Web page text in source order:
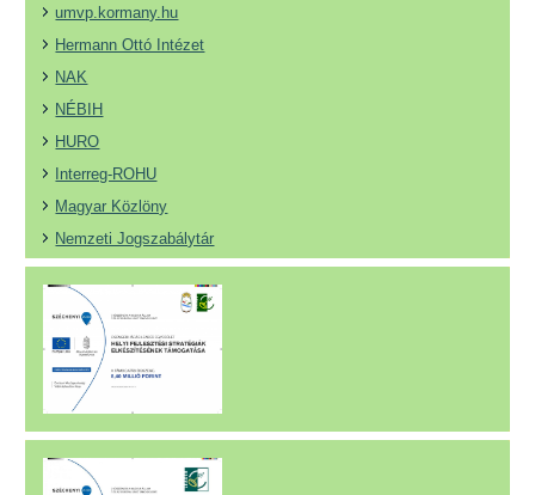
umvp.kormany.hu
Hermann Ottó Intézet
NAK
NÉBIH
HURO
Interreg-ROHU
Magyar Közlöny
Nemzeti Jogszabálytár